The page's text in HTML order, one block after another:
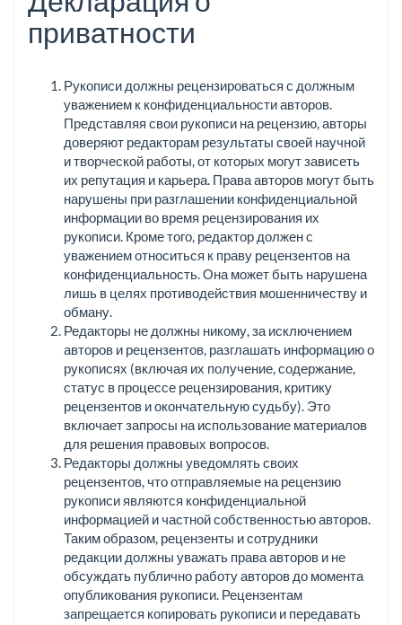
приватности
Рукописи должны рецензироваться с должным
уважением к конфиденциальности авторов.
Представляя свои рукописи на рецензию, авторы
доверяют редакторам результаты своей научной
и творческой работы, от которых могут зависеть
их репутация и карьера. Права авторов могут быть
нарушены при разглашении конфиденциальной
информации во время рецензирования их
рукописи. Кроме того, редактор должен с
уважением относиться к праву рецензентов на
конфиденциальность. Она может быть нарушена
лишь в целях противодействия мошенничеству и
обману.
Редакторы не должны никому, за исключением
авторов и рецензентов, разглашать информацию о
рукописях (включая их получение, содержание,
статус в процессе рецензирования, критику
рецензентов и окончательную судьбу). Это
включает запросы на использование материалов
для решения правовых вопросов.
Редакторы должны уведомлять своих
рецензентов, что отправляемые на рецензию
рукописи являются конфиденциальной
информацией и частной собственностью авторов.
Таким образом, рецензенты и сотрудники
редакции должны уважать права авторов и не
обсуждать публично работу авторов до момента
опубликования рукописи. Рецензентам
запрещается копировать рукописи и передавать